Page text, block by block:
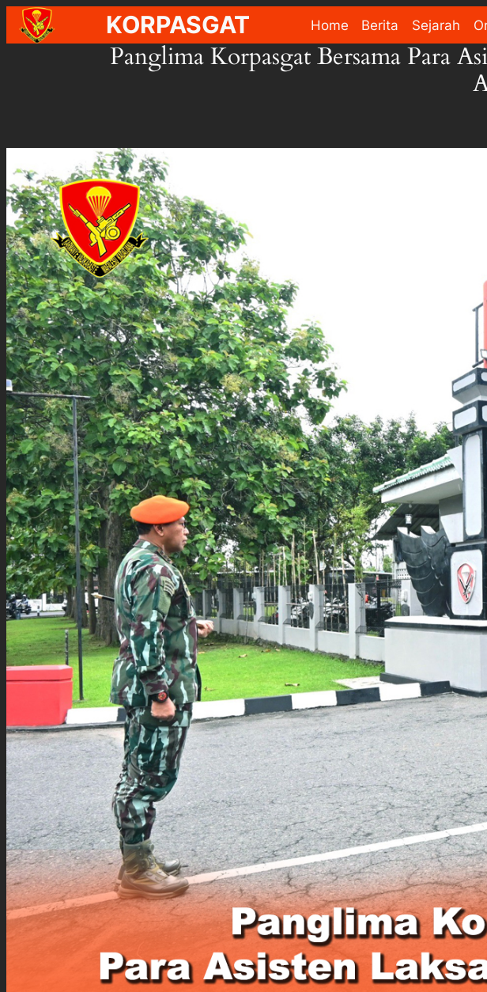
Skip
KORPASGAT Home Berita Sejarah
Panglima Korpasgat Bersama Para